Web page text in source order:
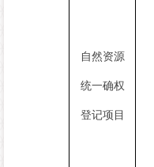
自然资源
统一确权
登记项目